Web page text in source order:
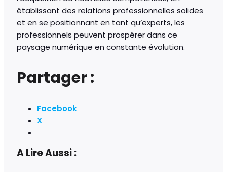
établissant des relations professionnelles solides
et en se positionnant en tant qu’experts, les
professionnels peuvent prospérer dans ce
paysage numérique en constante évolution.
Partager :
Facebook
X
A Lire Aussi :